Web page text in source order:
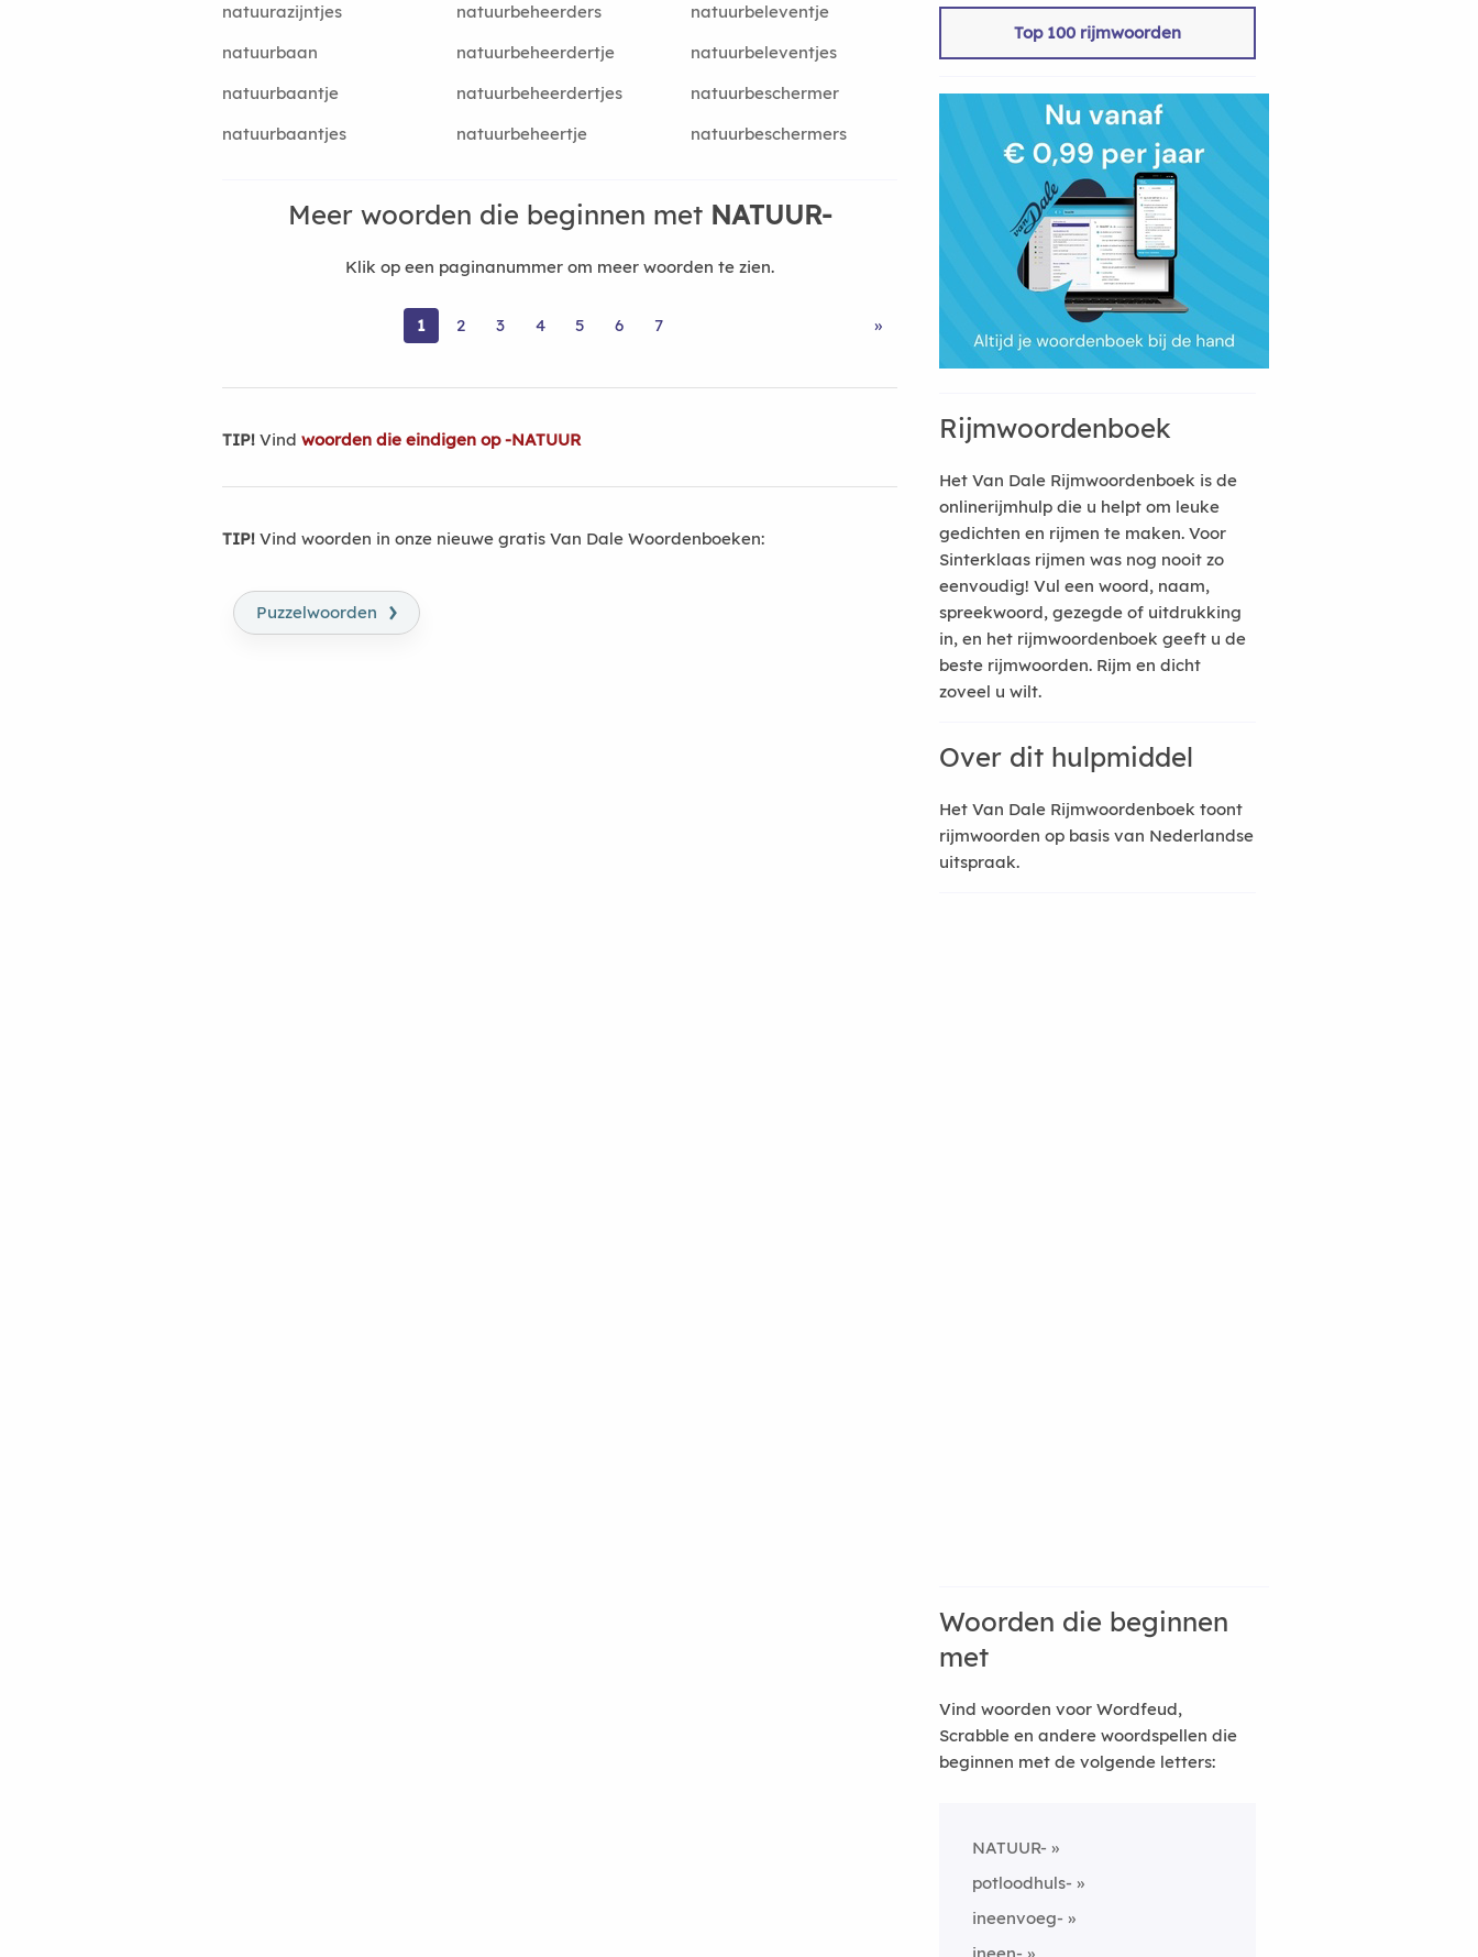
natuurazijntjes
natuurbeheerders
natuurbeleventje
natuurbaan
natuurbeheerdertje
natuurbeleventjes
natuurbaantje
natuurbeheerdertjes
natuurbeschermer
natuurbaantjes
natuurbeheertje natuurbeschermers
Meer woorden die beginnen met NATUUR-
Klik op een paginanummer om meer woorden te zien.
1 2 3 4 5 6 7 »
TIP! Vind woorden die eindigen op -NATUUR
TIP! Vind woorden in onze nieuwe gratis Van Dale Woordenboeken:
Puzzelwoorden ›
Top 100 rijmwoorden
Rijmwoordenboek
Het Van Dale Rijmwoordenboek is de
onlinerijmhulp die u helpt om leuke
gedichten en rijmen te maken. Voor
Sinterklaas rijmen was nog nooit zo
eenvoudig! Vul een woord, naam,
spreekwoord, gezegde of uitdrukking
in, en het rijmwoordenboek geeft u de
beste rijmwoorden. Rijm en dicht
zoveel u wilt.
Over dit hulpmiddel
Het Van Dale Rijmwoordenboek toont
rijmwoorden op basis van Nederlandse
uitspraak.
Woorden die beginnen
met
Vind woorden voor Wordfeud,
Scrabble en andere woordspellen die
beginnen met de volgende letters:
NATUUR-
potloodhuls-
ineenvoeg-